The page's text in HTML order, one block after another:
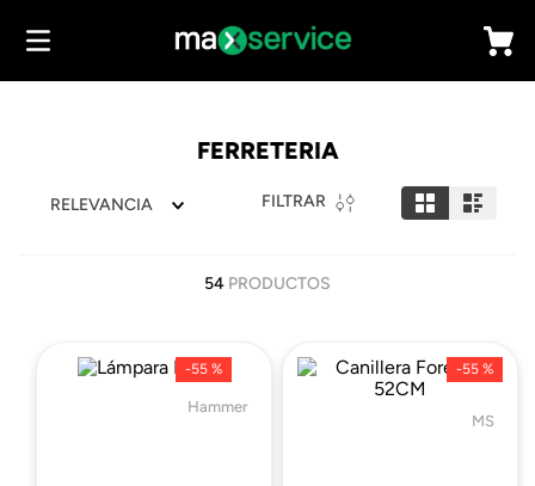
FERRETERIA
RELEVANCIA FILTRAR
54 PRODUCTOS
-55 %
Hammer
-55 %
MS